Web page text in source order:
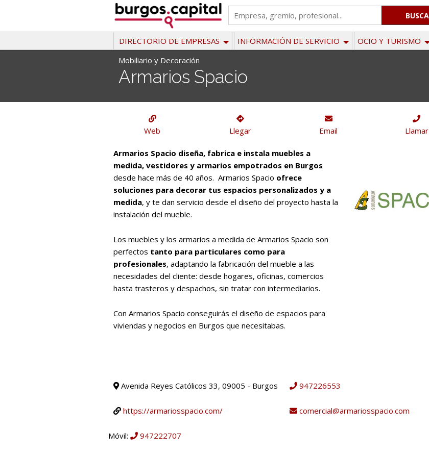
contenido
.
__('Search
for:')
'
DIRECTORIO DE EMPRESAS INFORMACIÓN DE SERVICIO OCIO Y TURISMO
Mobiliario y Decoración
Armarios Spacio
Web Llegar Email Llamar
Armarios Spacio diseña, fabrica e instala muebles a
medida, vestidores y armarios empotrados en Burgos
desde hace más de 40 años. Armarios Spacio ofrece
soluciones para decorar tus espacios personalizados y a
medida, y te dan servicio desde el diseño del proyecto hasta la
instalación del mueble.
Los muebles y los armarios a medida de Armarios Spacio son
perfectos tanto para particulares como para
profesionales, adaptando la fabricación del mueble a las
necesidades del cliente: desde hogares, oficinas, comercios
hasta trasteros y despachos, sin tratar con intermediarios.
Con Armarios Spacio conseguirás el diseño de espacios para
viviendas y negocios en Burgos que necesitabas.
Avenida Reyes Católicos 33, 09005 - Burgos
https://armariosspacio.com/
947226553
comercial@armariosspacio.com
Móvil: 947222707